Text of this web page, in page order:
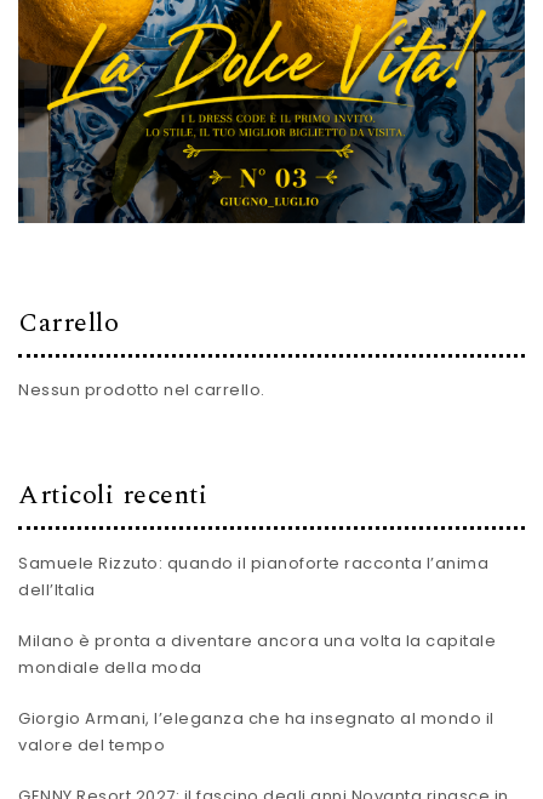
Carrello
Nessun prodotto nel carrello.
Articoli recenti
Samuele Rizzuto: quando il pianoforte racconta l’anima
dell’Italia
Milano è pronta a diventare ancora una volta la capitale
mondiale della moda
Giorgio Armani, l’eleganza che ha insegnato al mondo il
valore del tempo